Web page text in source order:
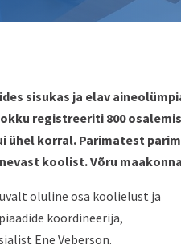
sisukas ja elav
registreeriti 800
ühel korral. Parimatest
koolist. Võru
oluline osa koolielust ja
koordineerija,
Ene Veberson.